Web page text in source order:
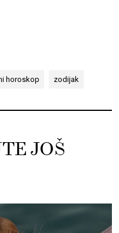
horoskop zodijak
JOŠ